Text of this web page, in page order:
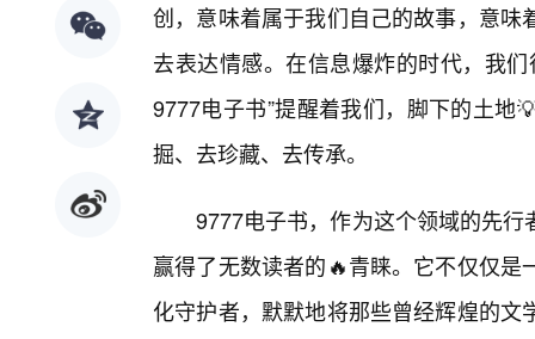
创，意味着属于我们自己的故事，意
去表达情感。在信息爆炸的时代，我
9777电子书”提醒着我们，脚下的土地
掘、去珍藏、去传承。
9777电子书，作为这个领域的先
赢得了无数读者的🔥青睐。它不仅仅
化守护者，默默地将那些曾经辉煌的